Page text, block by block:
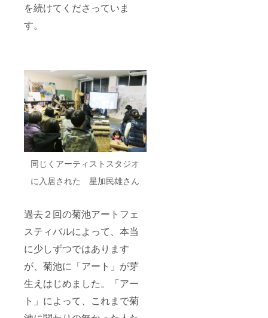
を続けてくださっていま
す。
同じくアーティストスタジオ
に入居された 星加民雄さん
過去２回の菊池アートフェ
スティバルによって、本当
に少しずつではあります
が、菊池に「アート」が芽
生えはじめました。「アー
ト」によって、これまで菊